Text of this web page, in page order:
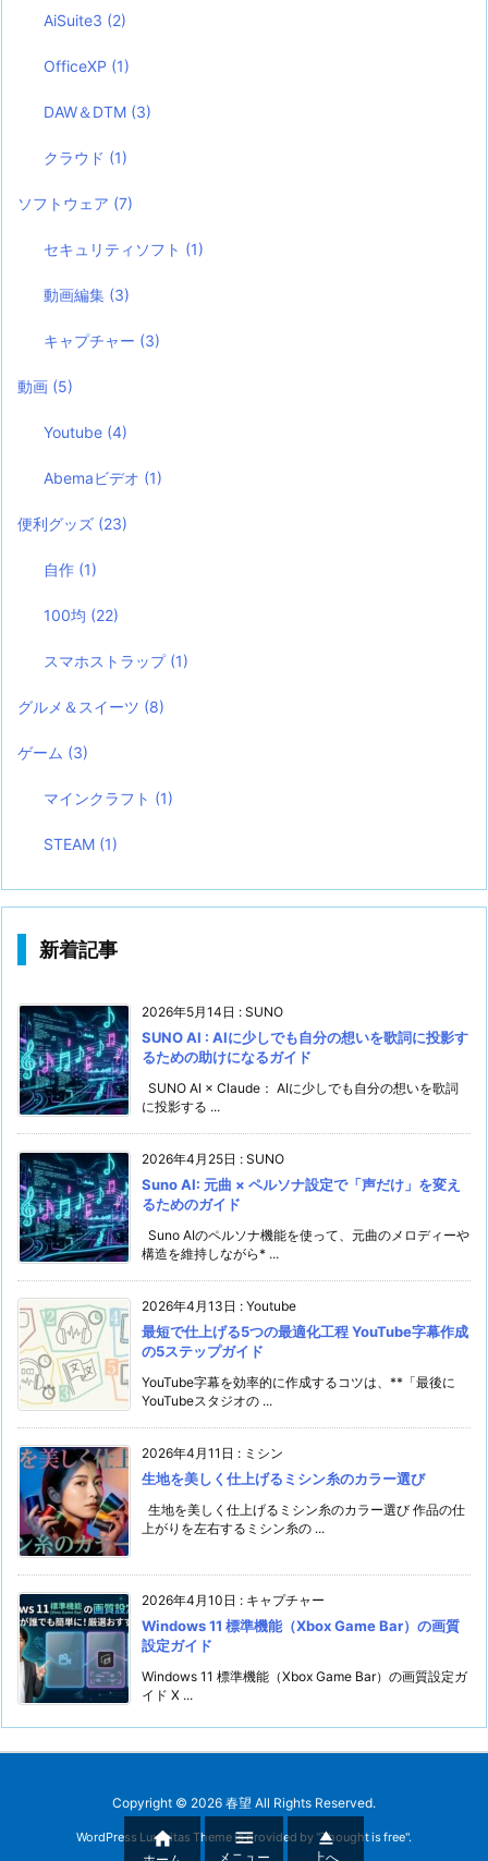
AiSuite3 (2)
OfficeXP (1)
DAW＆DTM (3)
クラウド (1)
ソフトウェア (7)
セキュリティソフト (1)
動画編集 (3)
キャプチャー (3)
動画 (5)
Youtube (4)
Abemaビデオ (1)
便利グッズ (23)
自作 (1)
100均 (22)
スマホストラップ (1)
グルメ＆スイーツ (8)
ゲーム (3)
マインクラフト (1)
STEAM (1)
新着記事
2026年5月14日 : SUNO
SUNO AI : AIに少しでも自分の想いを歌詞に投影す
るための助けになるガイド
SUNO AI × Claude： AIに少しでも自分の想いを歌詞
に投影する ...
2026年4月25日 : SUNO
Suno AI: 元曲 × ペルソナ設定で「声だけ」を変え
るためのガイド
Suno AIのペルソナ機能を使って、元曲のメロディーや
構造を維持しながら* ...
2026年4月13日 : Youtube
最短で仕上げる5つの最適化工程 YouTube字幕作成
の5ステップガイド
YouTube字幕を効率的に作成するコツは、**「最後に
YouTubeスタジオの ...
2026年4月11日 : ミシン
生地を美しく仕上げるミシン糸のカラー選び
生地を美しく仕上げるミシン糸のカラー選び 作品の仕
上がりを左右するミシン糸の ...
2026年4月10日 : キャプチャー
Windows 11 標準機能（Xbox Game Bar）の画質
設定ガイド
Windows 11 標準機能（Xbox Game Bar）の画質設定ガ
イド X ...
Copyright © 2026 春望 All Rights Reserved.
WordPress Luxeritas Theme is provided by "Thought is free".
 
メニュー

上へ